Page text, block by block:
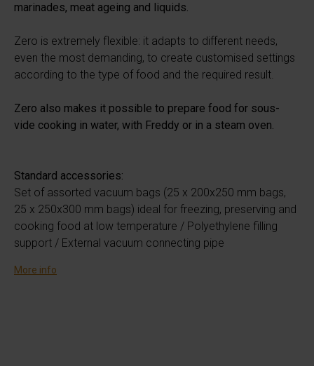
marinades, meat ageing and liquids.
Zero is extremely flexible: it adapts to different needs,
even the most demanding, to create customised settings
according to the type of food and the required result.
Zero also makes it possible to prepare food for sous-
vide cooking in water, with Freddy or in a steam oven.
Standard accessories:
Set of assorted vacuum bags (25 x 200x250 mm bags,
25 x 250x300 mm bags) ideal for freezing, preserving and
cooking food at low temperature / Polyethylene filling
support / External vacuum connecting pipe
More info